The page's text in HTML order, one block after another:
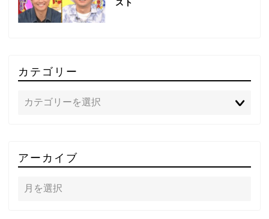
スト
カテゴリー
アーカイブ